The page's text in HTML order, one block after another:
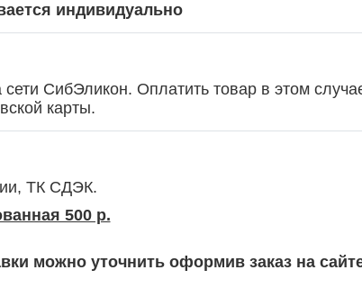
индивидуально
СибЭликон. Оплатить товар в этом
карты.
ТК СДЭК.
500 р.
можно уточнить оформив заказ на